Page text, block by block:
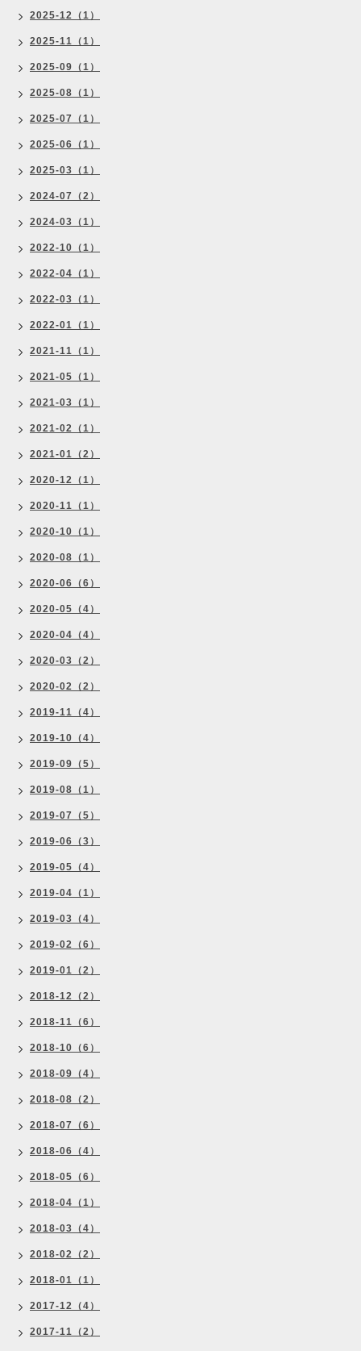
2025-12（1）
2025-11（1）
2025-09（1）
2025-08（1）
2025-07（1）
2025-06（1）
2025-03（1）
2024-07（2）
2024-03（1）
2022-10（1）
2022-04（1）
2022-03（1）
2022-01（1）
2021-11（1）
2021-05（1）
2021-03（1）
2021-02（1）
2021-01（2）
2020-12（1）
2020-11（1）
2020-10（1）
2020-08（1）
2020-06（6）
2020-05（4）
2020-04（4）
2020-03（2）
2020-02（2）
2019-11（4）
2019-10（4）
2019-09（5）
2019-08（1）
2019-07（5）
2019-06（3）
2019-05（4）
2019-04（1）
2019-03（4）
2019-02（6）
2019-01（2）
2018-12（2）
2018-11（6）
2018-10（6）
2018-09（4）
2018-08（2）
2018-07（6）
2018-06（4）
2018-05（6）
2018-04（1）
2018-03（4）
2018-02（2）
2018-01（1）
2017-12（4）
2017-11（2）